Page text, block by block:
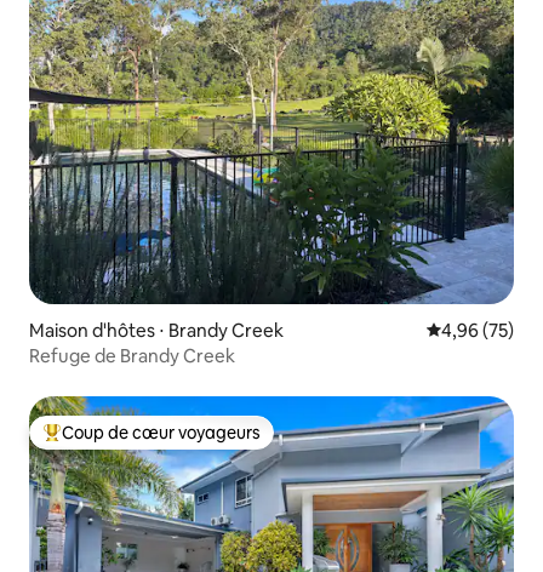
Maison d'hôtes ⋅ Brandy Creek Évaluation
4,96 (75)
Refuge de Brandy Creek
Coups de cœur voyageurs les plus appréciés
Coup de cœur voyageurs